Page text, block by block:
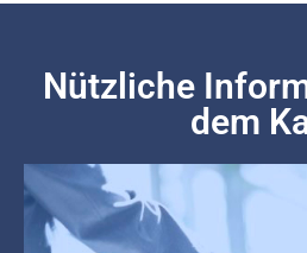
Nützliche
dem